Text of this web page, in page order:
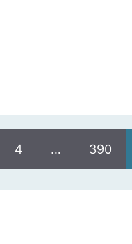
4 … 390